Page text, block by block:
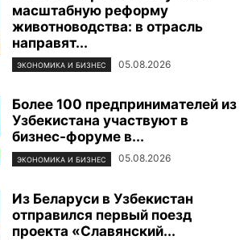
масштабную реформу
животноводства: в отрасль
направят...
ЭКОНОМИКА И БИЗНЕС 05.08.2026
Более 100 предпринимателей из
Узбекистана участвуют в
бизнес-форуме в...
ЭКОНОМИКА И БИЗНЕС 05.08.2026
Из Беларуси в Узбекистан
отправился первый поезд
проекта «Славянский...